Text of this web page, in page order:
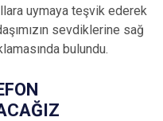
uymaya teşvik ederek
sevdiklerine sağ
bulundu.